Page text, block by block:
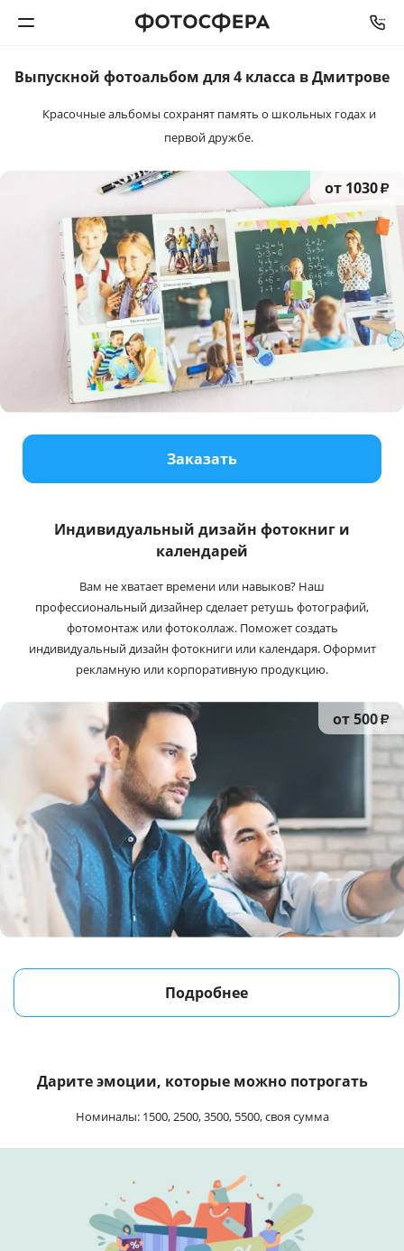
Печать фото
Интерьерная печать
Фотоподарки
Багетная мастерская
Полиграфия
Магазин
Выпускной фотоальбом для4 класса в Дмитрове
Красочные альбомы сохранят память о школьных годах и
первой дружбе.
от 1030₽
Заказать
Индивидуальный дизайн фотокниг и
календарей
Вам не хватает времени или навыков? Наш
профессиональный дизайнер сделает ретушь фотографий,
фотомонтаж или фотоколлаж. Поможет создать
индивидуальный дизайн фотокниги или календаря. Оформит
рекламную или корпоративную продукцию.
от 500₽
Подробнее
Дарите эмоции, которые можно потрогать
Номиналы: 1500, 2500, 3500, 5500, своя сумма